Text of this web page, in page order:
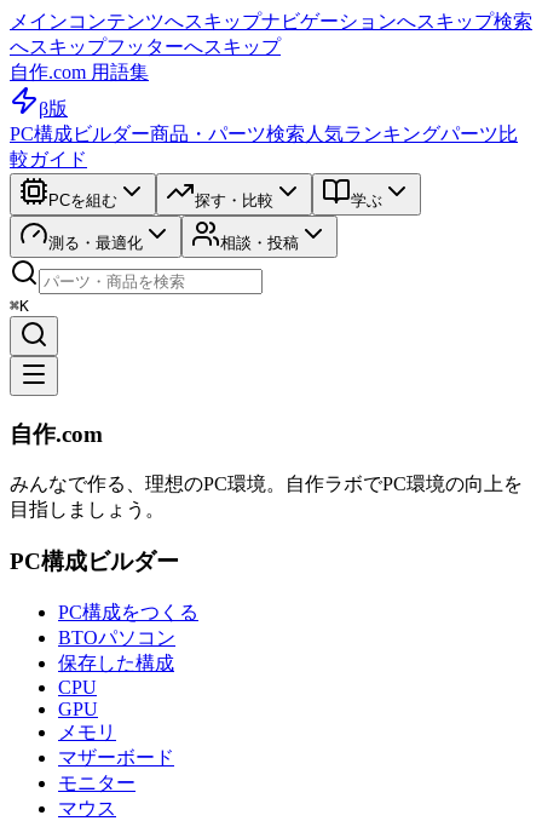
メインコンテンツへスキップナビゲーションへスキップ検索
へスキップフッターへスキップ
自作.com 用語集
β版
PC構成ビルダー商品・パーツ検索 人気ランキングパーツ比
較ガイド
PCを組む 探す・比較 学ぶ
測る・最適化 相談・投稿
⌘K
自作.com
みんなで作る、理想のPC環境。 自作ラボでPC環境の向上を
目指しましょう。
PC構成ビルダー
PC構成をつくる
BTOパソコン
保存した構成
CPU
GPU
メモリ
マザーボード
モニター
マウス